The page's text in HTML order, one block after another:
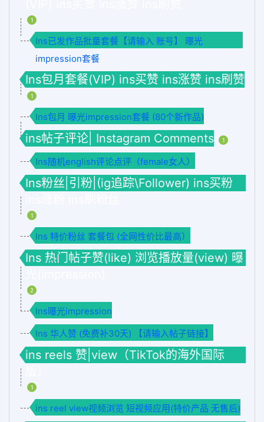
1
Ins已发作品批量套餐【请输入 账号】 曝光
impression套餐
Ins包月套餐(VIP) ins买赞 ins涨赞 ins刷赞
1
Ins包月 曝光impression套餐 (80个新作品)
ins帖子评论| Instagram Comments 1
Ins随机english评论点评（female女人）
Ins粉丝|引粉|(ig追踪\Follower) ins买粉
1
Ins 特价粉丝 套餐包 (全网性价比最高）
Ins 热门帖子赞(like) 浏览播放量(view) 曝
2
Ins曝光impression
Ins 华人赞 (免费补30天) 【请输入帖子链接】
ins reels 赞|view（TikTok的海外国际
1
ins reel view视频浏览 短视频应用(特价产品 无售后)